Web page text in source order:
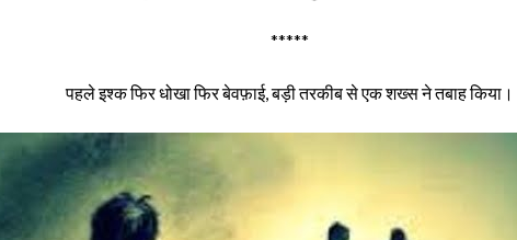
*****
पहले इश्क फिर धोखा फिर बेवफ़ाई, बड़ी तरकीब से एक शख्स ने तबाह किया।